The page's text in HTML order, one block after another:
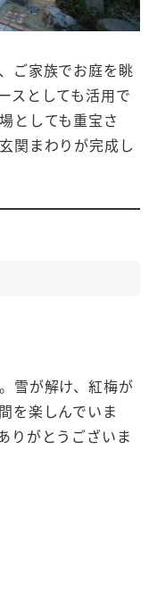
ご家族でお庭を眺
スとしても活用で
としても重宝さ
関まわりが完成し
雪が解け、紅梅が
を楽しんでいま
りがとうございま